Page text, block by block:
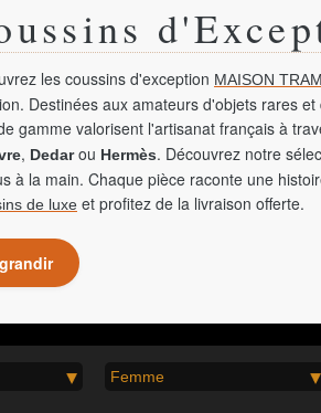
les coussins d'exception MAISON
Destinées aux amateurs d'objets rares
gamme valorisent l'artisanat français à
, Dedarou Hermès. Découvrez notre
à la main. Chaque pièce raconte une
de luxe et profitez de la livraison offerte.
Femme